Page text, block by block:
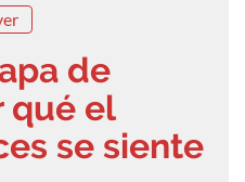
de
qué el
se siente